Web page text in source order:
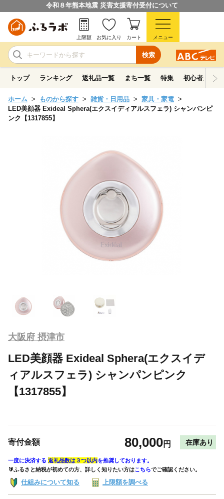
令和８年熊本地震 災害支援寄付受付について
検索
上限額 お気に入り カート メニュー
トップ ランキング 返礼品一覧 まち一覧 特集 初心者ガイド
ホーム ものから探す 雑貨・日用品
家具・家電
LED美顔器 Exideal Sphera(エクスイディアルスフェラ) シャンパンピ
ンク【1317855】
大阪府 摂津市
LED美顔器 Exideal Sphera(エクスイデ
ィアルスフェラ) シャンパンピンク
【1317855】
寄付金額 80,000円 在庫あり
一度に決済する 返礼品数は３つ以内を推奨しております。
🔰ふるさと納税が初めての方、詳しく知りたい方はこちらでご確認ください。
仕組みについて知る 上限額を調べる